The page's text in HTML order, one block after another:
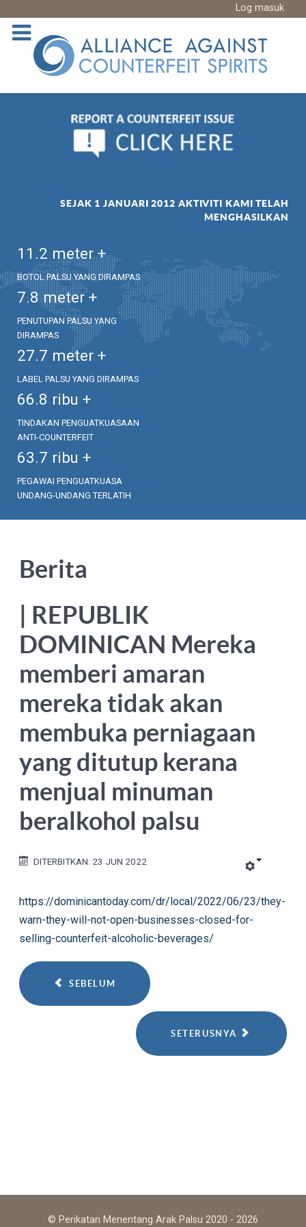
Log masuk
SEJAK 1 JANUARI 2012 AKTIVITI KAMI TELAH
MENGHASILKAN
11.2 meter +
BOTOL PALSU YANG DIRAMPAS
7.8 meter +
PENUTUPAN PALSU YANG
DIRAMPAS
27.7 meter +
LABEL PALSU YANG DIRAMPAS
66.8 ribu +
TINDAKAN PENGUATKUASAAN
ANTI-COUNTERFEIT
63.7 ribu +
PEGAWAI PENGUATKUASA
UNDANG-UNDANG TERLATIH
Berita
| REPUBLIK
DOMINICAN Mereka
memberi amaran
mereka tidak akan
membuka perniagaan
yang ditutup kerana
menjual minuman
beralkohol palsu
DITERBITKAN: 23 JUN 2022
https://dominicantoday.com/dr/local/2022/06/23/they-
warn-they-will-not-open-businesses-closed-for-
selling-counterfeit-alcoholic-beverages/
SEBELUM
SETERUSNYA
© Perikatan Menentang Arak Palsu 2020 - 2026